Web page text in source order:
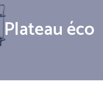
éco